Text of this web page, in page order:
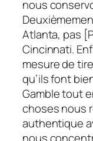
nous
Atlanta, pas
Cincinnati.
mesure de
qu’ils font
Gamble tout
chosesnous
authentique